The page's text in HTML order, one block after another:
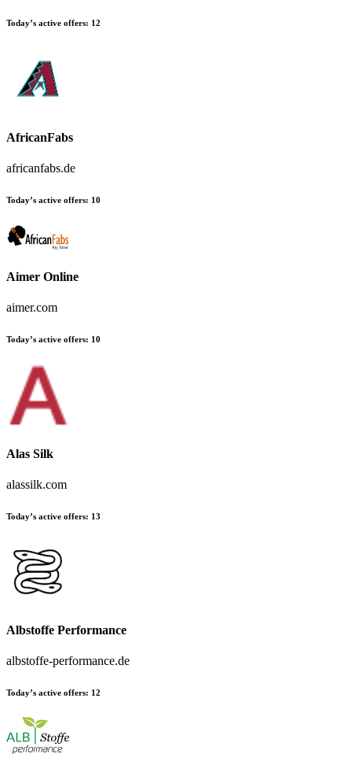
Today’s active offers: 12
AfricanFabs
africanfabs.de
Today’s active offers: 10
Aimer Online
aimer.com
Today’s active offers: 10
Alas Silk
alassilk.com
Today’s active offers: 13
Albstoffe Performance
albstoffe-performance.de
Today’s active offers: 12